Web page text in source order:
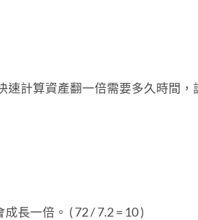
速計算資產翻一倍需要多久時間，
長一倍。 ( 72 / 7.2 = 10 )